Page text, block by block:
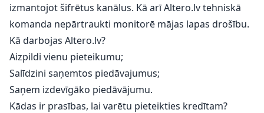
izmantojot šifrētus kanālus. Kā arī Altero.lv tehniskā
komanda nepārtraukti monitorē mājas lapas drošību.
Kā darbojas Altero.lv?
Aizpildi vienu pieteikumu;
Salīdzini saņemtos piedāvajumus;
Saņem izdevīgāko piedāvājumu.
Kādas ir prasības, lai varētu pieteikties kredītam?